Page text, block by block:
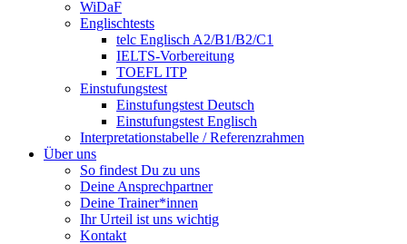
WiDaF
Englischtests
telc Englisch A2/B1/B2/C1
IELTS-Vorbereitung
TOEFL ITP
Einstufungstest
Einstufungstest Deutsch
Einstufungstest Englisch
Interpretationstabelle / Referenzrahmen
Über uns
So findest Du zu uns
Deine Ansprechpartner
Deine Trainer*innen
Ihr Urteil ist uns wichtig
Kontakt